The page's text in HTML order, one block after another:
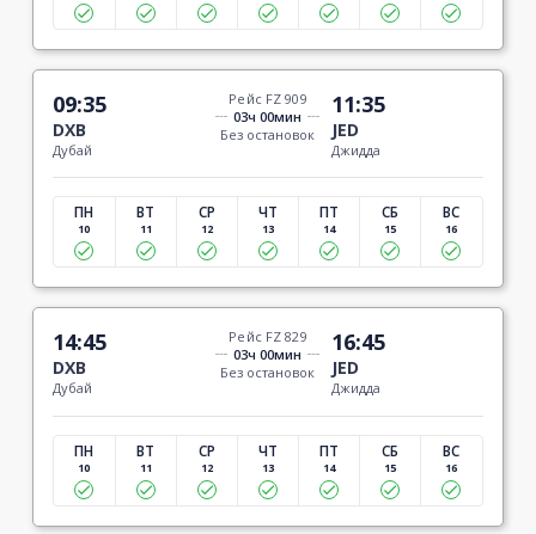
09:35
DXB
Дубай
Рейс FZ 909
03ч 00мин
Без остановок
11:35
JED
Джидда
ПН
10
ВТ
11
СР
12
ЧТ
13
ПТ
14
СБ
15
ВС
16
14:45
DXB
Дубай
Рейс FZ 829
03ч 00мин
Без остановок
16:45
JED
Джидда
ПН
10
ВТ
11
СР
12
ЧТ
13
ПТ
14
СБ
15
ВС
16